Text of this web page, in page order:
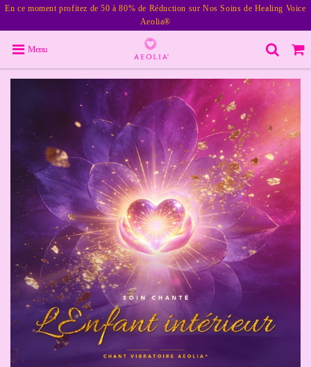
En ce moment profitez de 50 à 80% de Réduction sur Nos Soins de Healing Voice
Aeolia®
Menu